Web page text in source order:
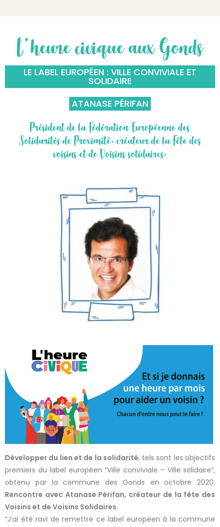
L'heure civique aux Gonds
LE LABEL EUROPÉEN : VILLE CONVIVIALE ET
SOLIDAIRE
ATANASE PÉRIFAN
Président de la Fédération Européenne des
Solidarités de Proximité, créateur de la Fête des
voisins et de Voisins solidaires.
Développer du lien et de la solidarité, tels sont les objectifs
premiers du label européen “Ville conviviale – Ville solidaire”,
obtenu par la commune des Gonds en octobre 2020.
Rencontre avec Atanase Périfan, créateur de la fête des
Voisins et de Voisins Solidaires.
“J’ai été ravi de remettre ce label européen à la commune